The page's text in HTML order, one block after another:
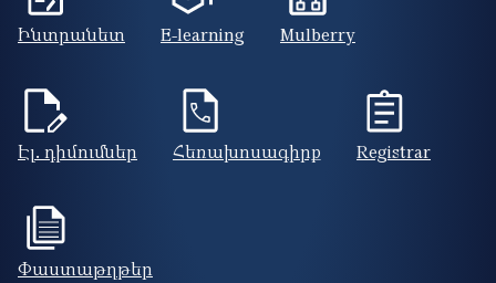
Ինտրանետ E-learning Mulberry
Էլ. դիմումներ Հեռախոսագիրք Registrar
Փաստաթղթեր